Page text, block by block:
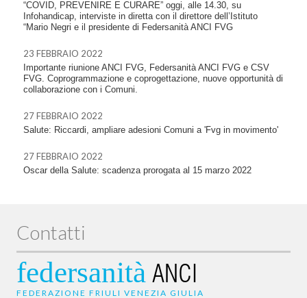
“COVID, PREVENIRE E CURARE” oggi, alle 14.30, su
Infohandicap, interviste in diretta con il direttore dell’Istituto
“Mario Negri e il presidente di Federsanità ANCI FVG
23 FEBBRAIO 2022
Importante riunione ANCI FVG, Federsanità ANCI FVG e CSV
FVG. Coprogrammazione e coprogettazione, nuove opportunità di
collaborazione con i Comuni.
27 FEBBRAIO 2022
Salute: Riccardi, ampliare adesioni Comuni a 'Fvg in movimento'
27 FEBBRAIO 2022
Oscar della Salute: scadenza prorogata al 15 marzo 2022
Contatti
federsanità ANCI
FEDERAZIONE FRIULI VENEZIA GIULIA